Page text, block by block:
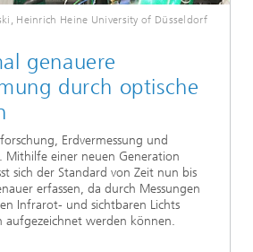
Heinrich Heine University of Düsseldorf
genauere
durch optische
Erdvermessung und
Mithilfe einer neuen Generation
sich der Standard von Zeit nun bis
erfassen, da durch Messungen
Infrarot- und sichtbaren Lichts
aufgezeichnet werden können.